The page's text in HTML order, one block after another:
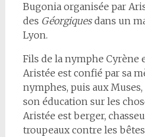
Bugonia organisée par
des Géorgiquesdans un
Lyon.
Fils de la nymphe Cyrène
Aristée est confié par sa
nymphes, puis aux
son éducation sur les
Aristée est berger,
troupeaux contre les